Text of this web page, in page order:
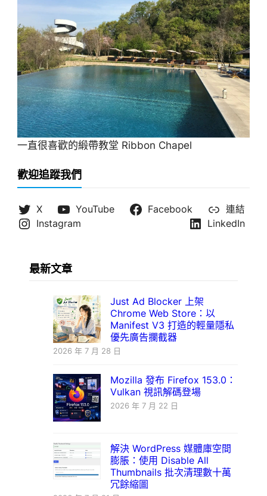
一直很喜歡的緞帶教堂 Ribbon Chapel
歡迎追蹤我們
X YouTube Facebook
連結
Instagram
LinkedIn
最新文章
Just Ad Blocker 上架
Chrome Web Store：以
Manifest V3 打造的輕量隱私
優先廣告攔截器
2026 年 7 月 28 日
Mozilla 發布 Firefox 153.0：
Vulkan 視訊解碼登場
2026 年 7 月 22 日
解決 WordPress 媒體庫空間
膨脹：使用 Disable All
Thumbnails 批次清理數十萬
冗餘縮圖